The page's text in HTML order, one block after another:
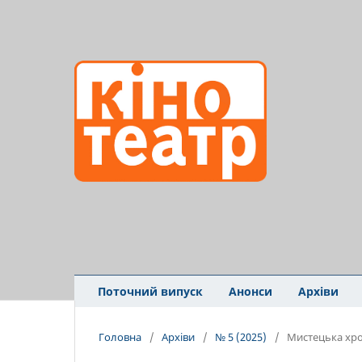
Поточний випуск Анонси Архіви
Головна / Архіви / № 5 (2025) / Мистецька